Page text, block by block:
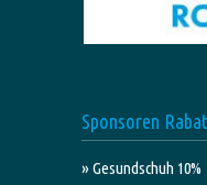
Sponsoren
» Gesundschuh 10%